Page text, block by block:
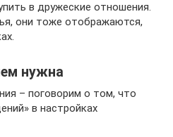
в дружеские отношения.
они тоже отображаются,
нужна
– поговорим о том, что
в настройках